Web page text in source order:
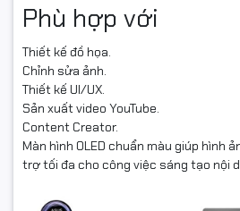
Phù hợp với
Thiết kế đồ họa.
Chỉnh sửa ảnh.
Thiết kế UI/UX.
Sản xuất video YouTube.
Content Creator.
Màn hình OLED chuẩn màu giúp hình
trợ tối đa cho công việc sáng tạo nội